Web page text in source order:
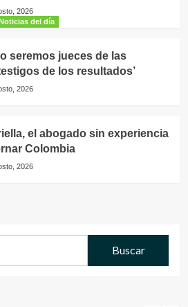
2026
del día
seremos jueces de las
de los resultados’
2026
el abogado sin experiencia
Colombia
2026